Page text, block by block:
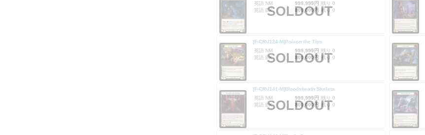
英語 NM
999,999円 残り 0
英語 EX
800,000円 残り 0
SOLDOUT
[F-CRU124-M]Poison the Tips
英語 NM
999,999円 残り 0
英語 EX
800,000円 残り 0
SOLDOUT
[F-CRU141-M]Bloodsheath Skeleta
英語 NM
999,999円 残り 0
英語 EX
800,000円 残り 0
SOLDOUT